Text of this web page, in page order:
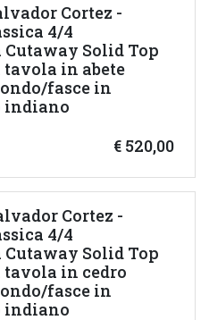
Cortez -
4/4
Solid Top
tavola in abete
fasce in
indiano
€ 520,00
Cortez -
4/4
Solid Top
tavola in cedro
fasce in
indiano